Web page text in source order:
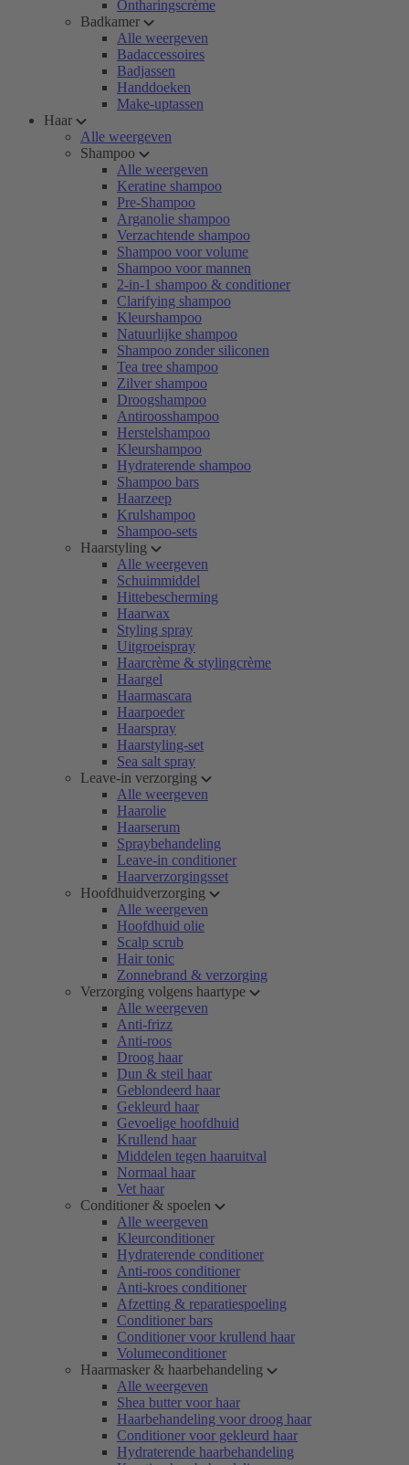
Ontharingscrème
Badkamer
Alle weergeven
Badaccessoires
Badjassen
Handdoeken
Make-uptassen
Haar
Alle weergeven
Shampoo
Alle weergeven
Keratine shampoo
Pre-Shampoo
Arganolie shampoo
Verzachtende shampoo
Shampoo voor volume
Shampoo voor mannen
2-in-1 shampoo & conditioner
Clarifying shampoo
Kleurshampoo
Natuurlijke shampoo
Shampoo zonder siliconen
Tea tree shampoo
Zilver shampoo
Droogshampoo
Antiroosshampoo
Herstelshampoo
Kleurshampoo
Hydraterende shampoo
Shampoo bars
Haarzeep
Krulshampoo
Shampoo-sets
Haarstyling
Alle weergeven
Schuimmiddel
Hittebescherming
Haarwax
Styling spray
Uitgroeispray
Haarcrème & stylingcrème
Haargel
Haarmascara
Haarpoeder
Haarspray
Haarstyling-set
Sea salt spray
Leave-in verzorging
Alle weergeven
Haarolie
Haarserum
Spraybehandeling
Leave-in conditioner
Haarverzorgingsset
Hoofdhuidverzorging
Alle weergeven
Hoofdhuid olie
Scalp scrub
Hair tonic
Zonnebrand & verzorging
Verzorging volgens haartype
Alle weergeven
Anti-frizz
Anti-roos
Droog haar
Dun & steil haar
Geblondeerd haar
Gekleurd haar
Gevoelige hoofdhuid
Krullend haar
Middelen tegen haaruitval
Normaal haar
Vet haar
Conditioner & spoelen
Alle weergeven
Kleurconditioner
Hydraterende conditioner
Anti-roos conditioner
Anti-kroes conditioner
Afzetting & reparatiespoeling
Conditioner bars
Conditioner voor krullend haar
Volumeconditioner
Haarmasker & haarbehandeling
Alle weergeven
Shea butter voor haar
Haarbehandeling voor droog haar
Conditioner voor gekleurd haar
Hydraterende haarbehandeling